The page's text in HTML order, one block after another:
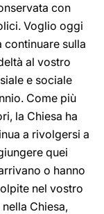
con
Voglio oggi
sulla
al vostro
e sociale
Come più
la Chiesa ha
a rivolgersi a
quei
o hanno
nel vostro
Chiesa,